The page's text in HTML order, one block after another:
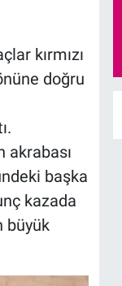
kırmızı
doğru
akrabası
başka
kazada
büyük